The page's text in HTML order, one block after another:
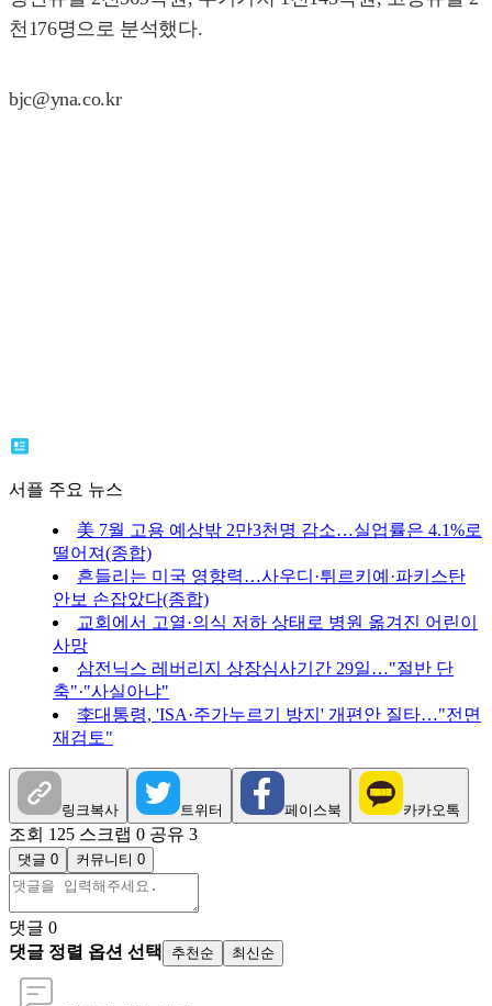
천176명으로 분석했다.
bjc@yna.co.kr
서플 주요 뉴스
美 7월 고용 예상밖 2만3천명 감소…실업률은 4.1%로
떨어져(종합)
흔들리는 미국 영향력…사우디·튀르키예·파키스탄
안보 손잡았다(종합)
교회에서 고열·의식 저하 상태로 병원 옮겨진 어린이
사망
삼전닉스 레버리지 상장심사기간 29일…"절반 단
축"·"사실아냐"
李대통령, 'ISA·주가누르기 방지' 개편안 질타…"전면
재검토"
링크복사 트위터 페이스북 카카오톡
조회 125 스크랩 0 공유 3
댓글 0 커뮤니티 0
댓글 0
댓글 정렬 옵션 선택
추천순 최신순